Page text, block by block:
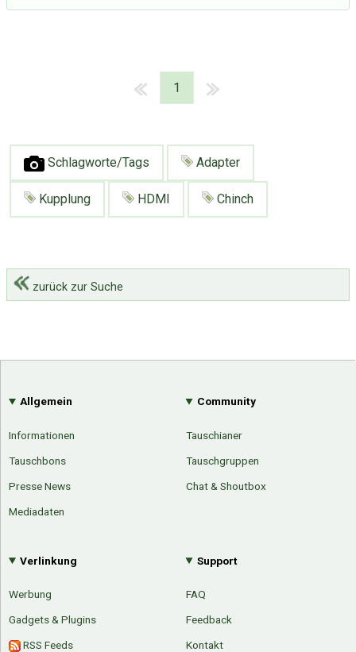
1
Schlagworte/Tags Adapter
Kupplung HDMI Chinch
zurück zur Suche
Allgemein
Informationen
Tauschbons
Presse News
Mediadaten
Community
Tauschianer
Tauschgruppen
Chat & Shoutbox
Verlinkung
Werbung
Gadgets & Plugins
RSS Feeds
Support
FAQ
Feedback
Kontakt